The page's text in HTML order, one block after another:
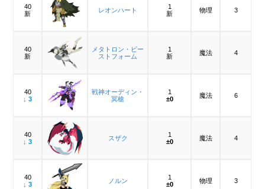
40
新
レオンハート
1
新
物理 3
40
新
メタトロン・ビー
ストフォーム
1
新
魔法 4
40
↓ 3
戦神オーディン・
冥槍
1
±0
魔法 6
40
↓ 3
スザク
1
±0
魔法 4
40
↓ 3
ノルン
1
±0
物理 3